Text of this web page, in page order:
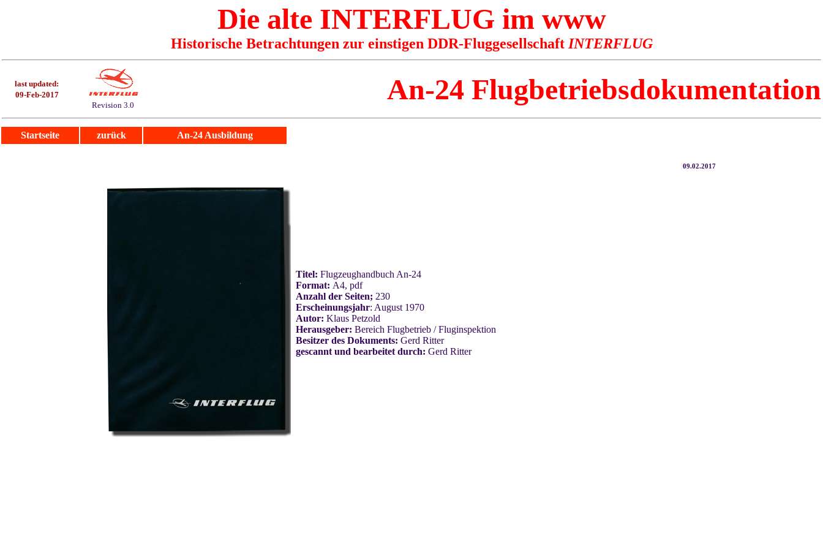
Die alte INTERFLUG im www
Historische Betrachtungen zur einstigen DDR-Fluggesellschaft INTERFLUG
last updated:
09-Feb-2017
Revision 3.0
An-24 Flugbetriebsdokumentation
Startseite zurück An-24 Ausbildung
09.02.2017
Titel: Flugzeughandbuch An-24
Format: A4, pdf
Anzahl der Seiten; 230
Erscheinungsjahr: August 1970
Autor: Klaus Petzold
Herausgeber: Bereich Flugbetrieb / Fluginspektion
Besitzer des Dokuments: Gerd Ritter
gescannt und bearbeitet durch: Gerd Ritter